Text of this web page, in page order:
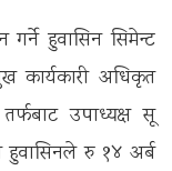
गर्ने हुवासिन सिमेन्ट
कार्यकारी अधिकृत
उपाध्यक्ष सू
हुवासिनले रु १४ अर्ब